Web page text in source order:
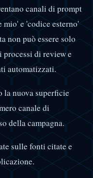
canali di prompt
e 'codice esterno'
non può essere solo
di review e
automatizzati.
la nuova superficie
canale di
della campagna.
sulle fonti citate e